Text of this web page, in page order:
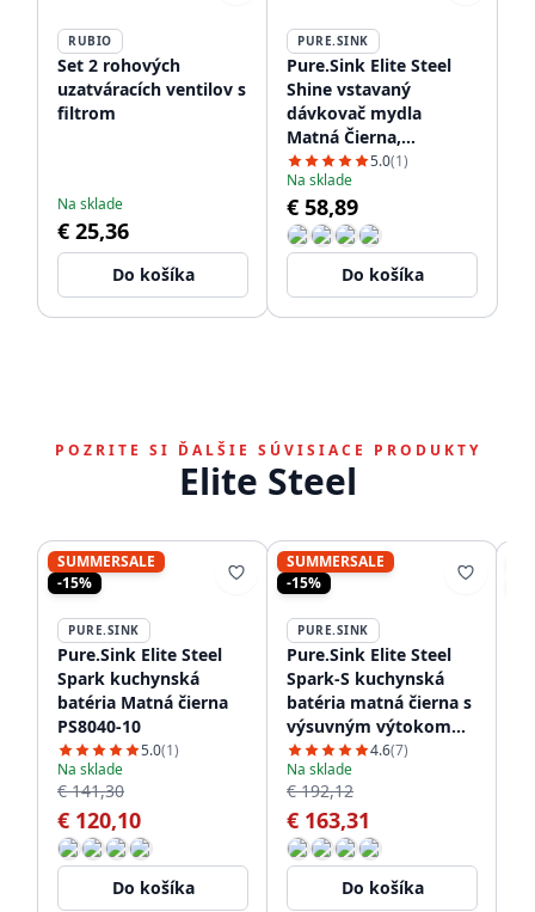
RUBIO
Set 2 rohových
uzatváracích ventilov s
filtrom
Na sklade
€ 25,36
Do košíka
PURE.SINK
Pure.Sink Elite Steel
Shine vstavaný
dávkovač mydla
Matná Čierna,
plniteľný zhora
PS9010-10
5.0(1)
Na sklade
€ 58,89
Do košíka
POZRITE SI ĎALŠIE SÚVISIACE PRODUKTY
Elite Steel
SUMMERSALE
-15%
PURE.SINK
Pure.Sink Elite Steel
Spark kuchynská
batéria Matná čierna
PS8040-10
5.0(1)
Na sklade
€ 141,30
€ 120,10
Do košíka
SUMMERSALE
-15%
PURE.SINK
Pure.Sink Elite Steel
Spark-S kuchynská
batéria matná čierna s
výsuvným výtokom
PS8041-104.6(7)
Na sklade
€ 192,12
€ 163,31
Do košíka